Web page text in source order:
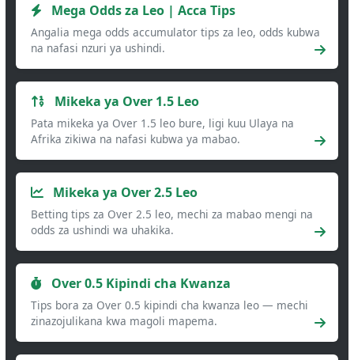
Mega Odds za Leo | Acca Tips
Angalia mega odds accumulator tips za leo, odds kubwa
na nafasi nzuri ya ushindi.
Mikeka ya Over 1.5 Leo
Pata mikeka ya Over 1.5 leo bure, ligi kuu Ulaya na
Afrika zikiwa na nafasi kubwa ya mabao.
Mikeka ya Over 2.5 Leo
Betting tips za Over 2.5 leo, mechi za mabao mengi na
odds za ushindi wa uhakika.
Over 0.5 Kipindi cha Kwanza
Tips bora za Over 0.5 kipindi cha kwanza leo — mechi
zinazojulikana kwa magoli mapema.